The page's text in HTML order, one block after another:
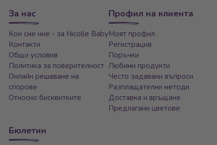
За нас
Кои сме ние - за Nicolle Baby
Контакти
Общи условия
Политика за поверителност
Онлайн решаване на
спорове
Относно бисквитките
Профил на клиента
Моят профил
Регистрация
Поръчки
Любими продукти
Често задавани въпроси
Разплащателни методи
Доставка и връщане
Предлагани цветове
Бюлетин